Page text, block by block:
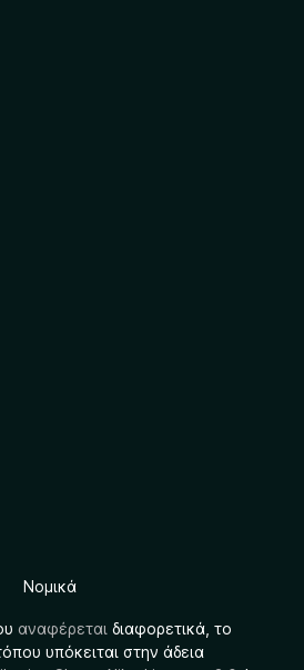
Νομικά
αναφέρεται διαφορετικά, το
υπόκειται στην άδεια